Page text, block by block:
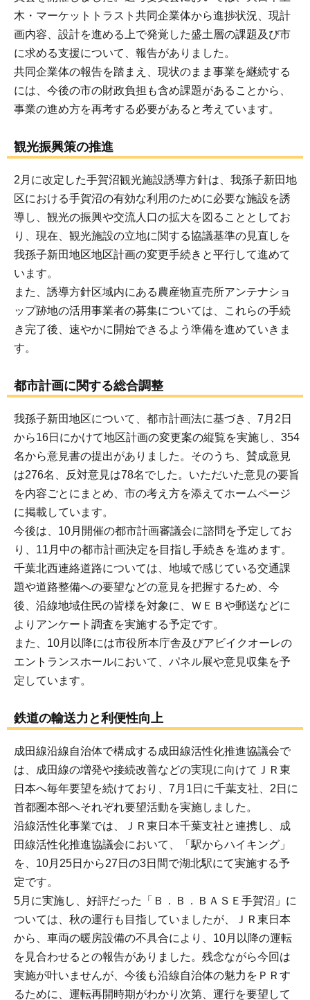
木・マーケットトラスト共同企業体から進捗状況、現計
画内容、設計を進める上で発覚した盛土層の課題及び市
に求める支援について、報告がありました。
共同企業体の報告を踏まえ、現状のまま事業を継続する
には、今後の市の財政負担も含め課題があることから、
事業の進め方を再考する必要があると考えています。
観光振興策の推進
2月に改定した手賀沼観光施設誘導方針は、我孫子新田地
区における手賀沼の有効な利用のために必要な施設を誘
導し、観光の振興や交流人口の拡大を図ることとしてお
り、現在、観光施設の立地に関する協議基準の見直しを
我孫子新田地区地区計画の変更手続きと平行して進めて
います。
また、誘導方針区域内にある農産物直売所アンテナショ
ップ跡地の活用事業者の募集については、これらの手続
き完了後、速やかに開始できるよう準備を進めていきま
す。
都市計画に関する総合調整
我孫子新田地区について、都市計画法に基づき、7月2日
から16日にかけて地区計画の変更案の縦覧を実施し、354
名から意見書の提出がありました。そのうち、賛成意見
は276名、反対意見は78名でした。いただいた意見の要旨
を内容ごとにまとめ、市の考え方を添えてホームページ
に掲載しています。
今後は、10月開催の都市計画審議会に諮問を予定してお
り、11月中の都市計画決定を目指し手続きを進めます。
千葉北西連絡道路については、地域で感じている交通課
題や道路整備への要望などの意見を把握するため、今
後、沿線地域住民の皆様を対象に、ＷＥＢや郵送などに
よりアンケート調査を実施する予定です。
また、10月以降には市役所本庁舎及びアビイクオーレの
エントランスホールにおいて、パネル展や意見収集を予
定しています。
鉄道の輸送力と利便性向上
成田線沿線自治体で構成する成田線活性化推進協議会で
は、成田線の増発や接続改善などの実現に向けてＪＲ東
日本へ毎年要望を続けており、7月1日に千葉支社、2日に
首都圏本部へそれぞれ要望活動を実施しました。
沿線活性化事業では、ＪＲ東日本千葉支社と連携し、成
田線活性化推進協議会において、「駅からハイキング」
を、10月25日から27日の3日間で湖北駅にて実施する予
定です。
5月に実施し、好評だった「Ｂ．Ｂ．ＢＡＳＥ手賀沼」に
ついては、秋の運行も目指していましたが、ＪＲ東日本
から、車両の暖房設備の不具合により、10月以降の運転
を見合わせるとの報告がありました。残念ながら今回は
実施が叶いませんが、今後も沿線自治体の魅力をＰＲす
るために、運転再開時期がわかり次第、運行を要望して